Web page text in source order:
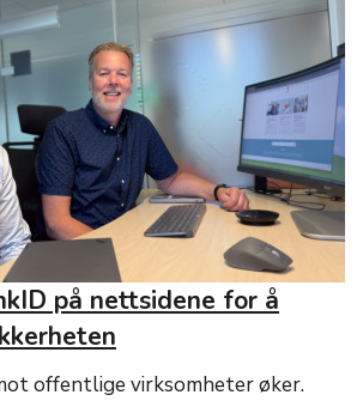
på nettsidene for å
offentlige virksomheter øker.